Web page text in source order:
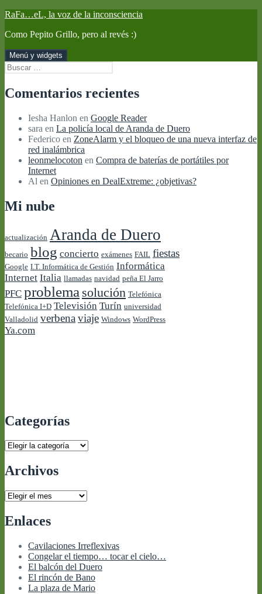
Saltar
contenido
RaFa…eL, la voz de la inconsciencia
Como Pepito Grillo, pero al revés :)
Menú y widgets
Buscar:
Comentarios recientes
Iesha Hanlon en Google Reader
sara en La policía local de Aranda de Duero
Federico en ZoneAlarm y el bloqueo de una nueva interfaz de
red inalámbrica
leonmelocoton en Compra de baterías de portátiles por
Internet
Al en Opiniones en DealExtreme: ¿objetivas?
Mi nube
actualización Aranda de Duero
becario blog concierto exámenes FAIL fiestas
Google I.T. Informática de Gestión Informática
Internet Italia llamadas navidad peña El Jarro
PFC problema solución Telefónica
Telefónica I+D Televisión Turín universidad
Valladolid verbena viaje Windows WordPress
Ya.com
Categorías
Categorías
Archivos
Archivos
Enlaces
Cavilaciones Irreflexivas
Congelar el tiempo… tocar el cielo…
El balcón del Duero
El rincón de Bano
La plaza de Mario